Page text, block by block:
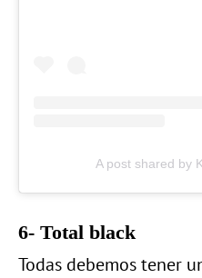
A post shared by
6- Total black
Todas debemos tener